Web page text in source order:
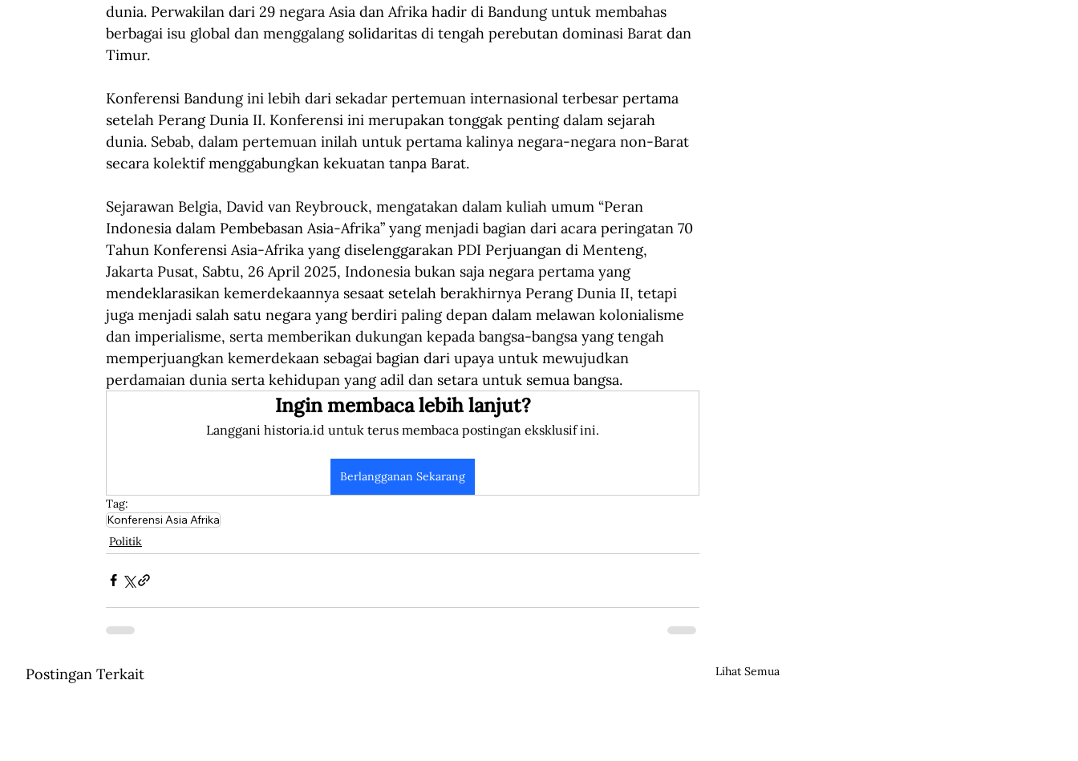
dunia. Perwakilan dari 29 negara Asia dan Afrika hadir di Bandung untuk membahas
berbagai isu global dan menggalang solidaritas di tengah perebutan dominasi Barat dan
Timur.
Konferensi Bandung ini lebih dari sekadar pertemuan internasional terbesar pertama
setelah Perang Dunia II. Konferensi ini merupakan tonggak penting dalam sejarah
dunia. Sebab, dalam pertemuan inilah untuk pertama kalinya negara-negara non-Barat
secara kolektif menggabungkan kekuatan tanpa Barat.
Sejarawan Belgia, David van Reybrouck, mengatakan dalam kuliah umum “Peran
Indonesia dalam Pembebasan Asia-Afrika” yang menjadi bagian dari acara peringatan 70
Tahun Konferensi Asia-Afrika yang diselenggarakan PDI Perjuangan di Menteng,
Jakarta Pusat, Sabtu, 26 April 2025, Indonesia bukan saja negara pertama yang
mendeklarasikan kemerdekaannya sesaat setelah berakhirnya Perang Dunia II, tetapi
juga menjadi salah satu negara yang berdiri paling depan dalam melawan kolonialisme
dan imperialisme, serta memberikan dukungan kepada bangsa-bangsa yang tengah
memperjuangkan kemerdekaan sebagai bagian dari upaya untuk mewujudkan
perdamaian dunia serta kehidupan yang adil dan setara untuk semua bangsa.
Ingin membaca lebih lanjut?
Langgani historia.id untuk terus membaca postingan eksklusif ini.
Berlangganan Sekarang
Tag:
Konferensi Asia Afrika
Politik
Postingan Terkait Lihat Semua